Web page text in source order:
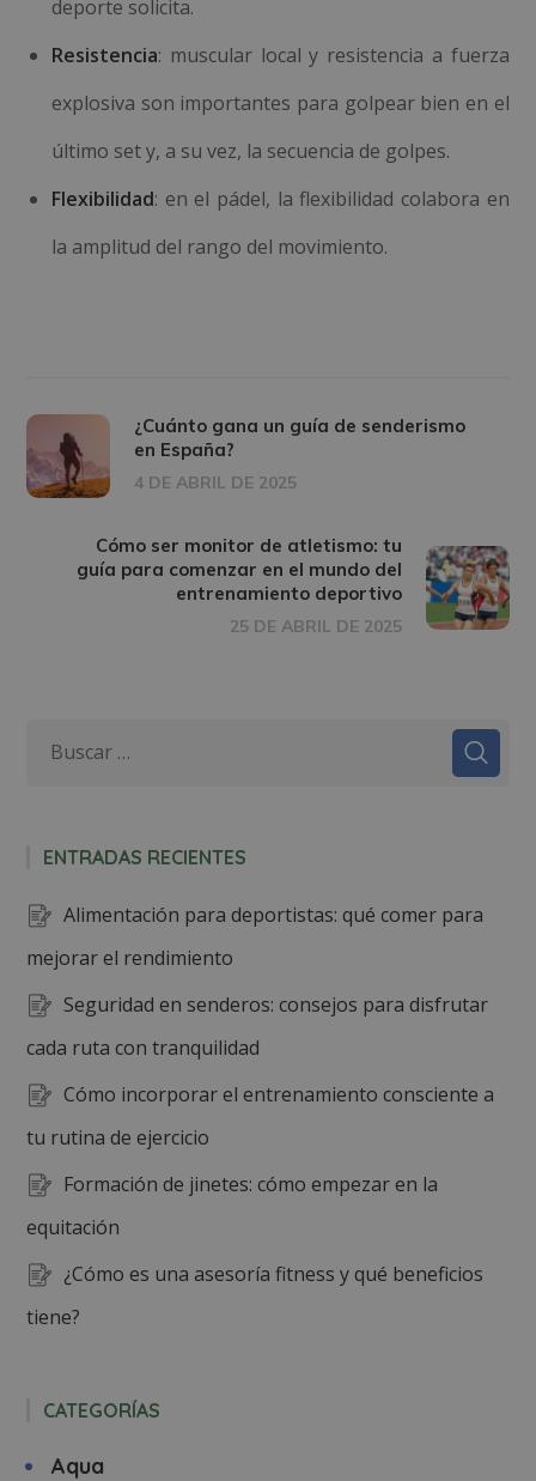
deporte solicita.
Resistencia: muscular local y resistencia a fuerza
explosiva son importantes para golpear bien en el
último set y, a su vez, la secuencia de golpes.
Flexibilidad: en el pádel, la flexibilidad colabora en
la amplitud del rango del movimiento.
¿Cuánto gana un guía de senderismo
en España?
4 DE ABRIL DE 2025
Cómo ser monitor de atletismo: tu
guía para comenzar en el mundo del
entrenamiento deportivo
25 DE ABRIL DE 2025
ENTRADAS RECIENTES
Alimentación para deportistas: qué comer para
mejorar el rendimiento
Seguridad en senderos: consejos para disfrutar
cada ruta con tranquilidad
Cómo incorporar el entrenamiento consciente a
tu rutina de ejercicio
Formación de jinetes: cómo empezar en la
equitación
¿Cómo es una asesoría fitness y qué beneficios
tiene?
CATEGORÍAS
Aqua